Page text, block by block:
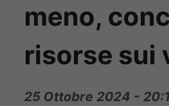
meno,
risorse sui
25 Ottobre 2024 -